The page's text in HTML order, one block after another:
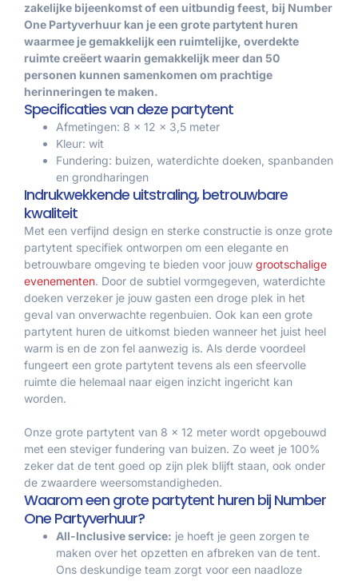
zakelijke bijeenkomst of een uitbundig feest, bij Number
One Partyverhuur kan je een grote partytent huren
waarmee je gemakkelijk een ruimtelijke, overdekte
ruimte creëert waarin gemakkelijk meer dan 50
personen kunnen samenkomen om prachtige
herinneringen te maken.
Specificaties van deze partytent
Afmetingen: 8 x 12 x 3,5 meter
Kleur: wit
Fundering: buizen, waterdichte doeken, spanbanden
en grondharingen
Indrukwekkende uitstraling, betrouwbare
kwaliteit
Met een verfijnd design en sterke constructie is onze grote
partytent specifiek ontworpen om een elegante en
betrouwbare omgeving te bieden voor jouw grootschalige
evenementen. Door de subtiel vormgegeven, waterdichte
doeken verzeker je jouw gasten een droge plek in het
geval van onverwachte regenbuien. Ook kan een grote
partytent huren de uitkomst bieden wanneer het juist heel
warm is en de zon fel aanwezig is. Als derde voordeel
fungeert een grote partytent tevens als een sfeervolle
ruimte die helemaal naar eigen inzicht ingericht kan
worden.
Onze grote partytent van 8 x 12 meter wordt opgebouwd
met een steviger fundering van buizen. Zo weet je 100%
zeker dat de tent goed op zijn plek blijft staan, ook onder
de zwaardere weersomstandigheden.
Waarom een grote partytent huren bij Number
One Partyverhuur?
All-Inclusive service: je hoeft je geen zorgen te
maken over het opzetten en afbreken van de tent.
Ons deskundige team zorgt voor een naadloze